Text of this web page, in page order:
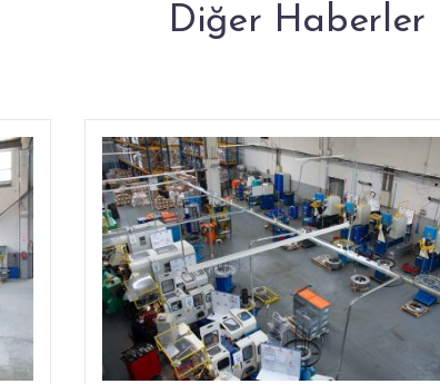
Diğer Haberler